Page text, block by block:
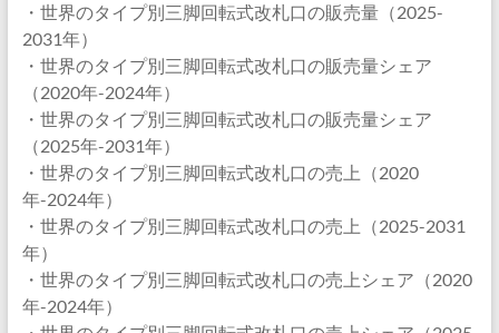
・世界のタイプ別三脚回転式改札口の販売量（2025-
2031年）
・世界のタイプ別三脚回転式改札口の販売量シェア
（2020年-2024年）
・世界のタイプ別三脚回転式改札口の販売量シェア
（2025年-2031年）
・世界のタイプ別三脚回転式改札口の売上（2020
年-2024年）
・世界のタイプ別三脚回転式改札口の売上（2025-2031
年）
・世界のタイプ別三脚回転式改札口の売上シェア（2020
年-2024年）